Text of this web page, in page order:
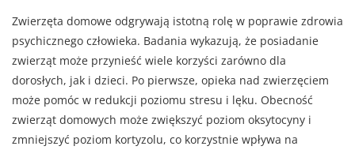
Zwierzęta domowe odgrywają istotną rolę w poprawie zdrowia
psychicznego człowieka. Badania wykazują, że posiadanie
zwierząt może przynieść wiele korzyści zarówno dla
dorosłych, jak i dzieci. Po pierwsze, opieka nad zwierzęciem
może pomóc w redukcji poziomu stresu i lęku. Obecność
zwierząt domowych może zwiększyć poziom oksytocyny i
zmniejszyć poziom kortyzolu, co korzystnie wpływa na